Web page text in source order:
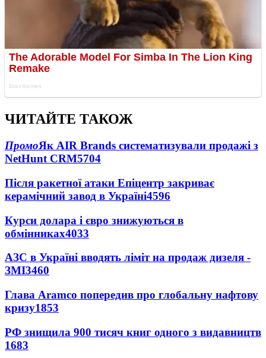
ЧИТАЙТЕ ТАКОЖ
ПромоЯк AIR Brands систематизували продажі з
NetHunt CRM5704
Після ракетної атаки Епіцентр закриває
керамічний завод в Україні4596
Курси долара і євро знижуються в
обмінниках4033
АЗС в Україні вводять ліміт на продаж дизеля -
ЗМІ3460
Глава Aramco попередив про глобальну нафтову
кризу1853
РФ знищила 900 тисяч книг одного з видавництв
1683